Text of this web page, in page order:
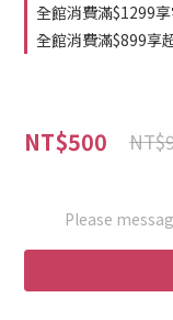
全館消費滿$1299
全館消費滿$899享
NT$500
Please